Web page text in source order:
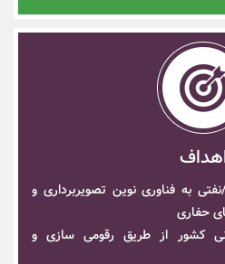
به فناوری نوین تصویربرداری و
حفاری
کشور از طریق رقومی سازی و